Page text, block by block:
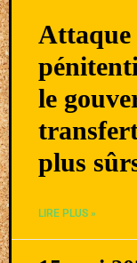
Attaque
le
plus
LIRE PLUS »